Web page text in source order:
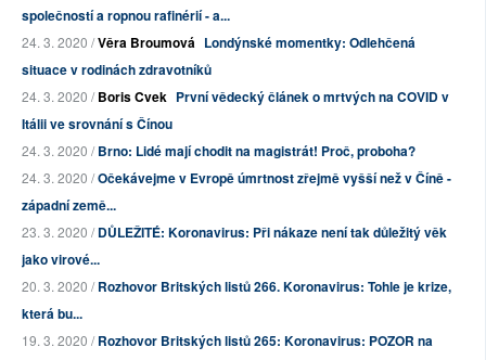
společností a ropnou rafinérií - a...
24. 3. 2020 /Věra Broumová Londýnské momentky: Odlehčená
situace v rodinách zdravotníků
24. 3. 2020 /Boris Cvek První vědecký článek o mrtvých na COVID v
Itálii ve srovnání s Čínou
24. 3. 2020 /Brno: Lidé mají chodit na magistrát! Proč, proboha?
24. 3. 2020 /Očekávejme v Evropě úmrtnost zřejmě vyšší než v Číně -
západní země...
23. 3. 2020 /DŮLEŽITÉ: Koronavirus: Při nákaze není tak důležitý věk
jako virové...
20. 3. 2020 /Rozhovor Britských listů 266. Koronavirus: Tohle je krize,
která bu...
19. 3. 2020 /Rozhovor Britských listů 265: Koronavirus: POZOR na